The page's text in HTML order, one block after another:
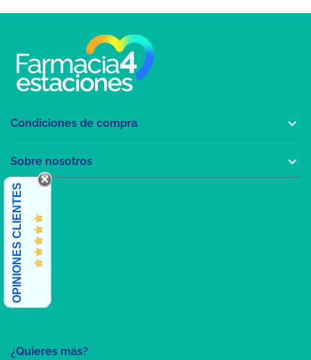
¿Quieres más?
Condiciones de compra 
Sobre nosotros 
OPINIONES CLIENTES